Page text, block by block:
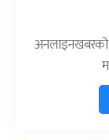
अनलाइनखबरको